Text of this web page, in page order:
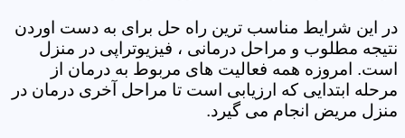
در این شرایط مناسب ترین راه حل برای به دست اوردن
نتیجه مطلوب و مراحل درمانی ، فیزیوتراپی در منزل
است. امروزه همه فعالیت های مربوط به درمان از
مرحله ابتدایی که ارزیابی است تا مراحل آخری درمان در
منزل مریض انجام می گیرد.